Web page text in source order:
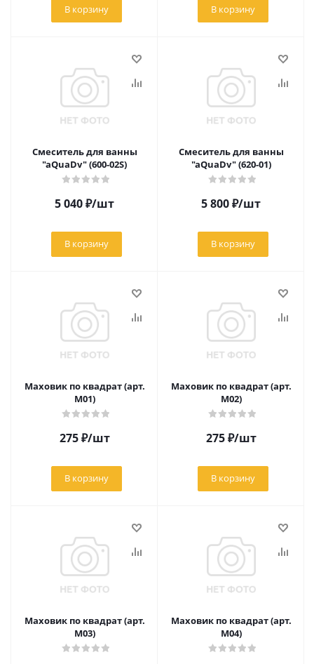
В корзину В корзину
Смеситель для ванны
"aQuaDv" (600-02S)
5 040₽/шт
В корзину
Смеситель для ванны
"aQuaDv" (620-01)
5 800₽/шт
В корзину
Маховик по квадрат (арт.
М01)
275₽/шт
В корзину
Маховик по квадрат (арт.
М02)
275₽/шт
В корзину
Маховик по квадрат (арт.
М03)
Маховик по квадрат (арт.
М04)